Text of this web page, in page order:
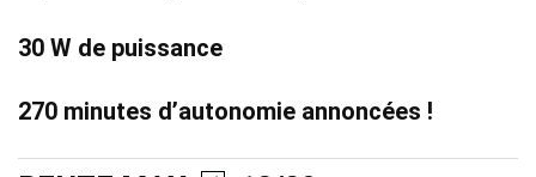
30 W de puissance
270 minutes d’autonomie annoncées !